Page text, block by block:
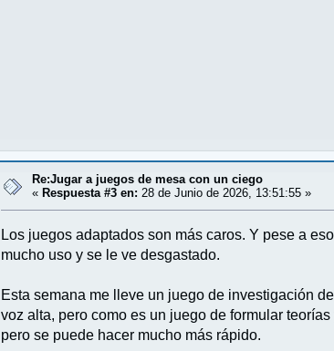
Re:Jugar a juegos de mesa con un ciego
«Respuesta #3 en: 28 de Junio de 2026, 13:51:55 »
Los juegos adaptados son más caros. Y pese a
mucho uso y se le ve desgastado.
Esta semana me lleve un juego de investigación
voz alta, pero como es un juego de formular
pero se puede hacer mucho más rápido.